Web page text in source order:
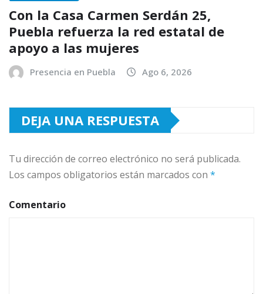
Con la Casa Carmen Serdán 25,
Puebla refuerza la red estatal de
apoyo a las mujeres
Presencia en Puebla Ago 6, 2026
DEJA UNA RESPUESTA
Tu dirección de correo electrónico no será publicada.
Los campos obligatorios están marcados con *
Comentario